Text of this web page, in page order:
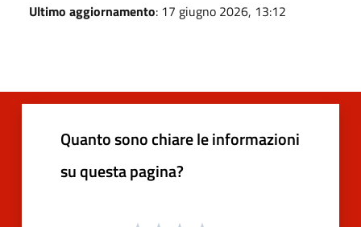
Ultimo aggiornamento: 17 giugno 2026, 13:12
Quanto sono chiare le informazioni
su questa pagina?